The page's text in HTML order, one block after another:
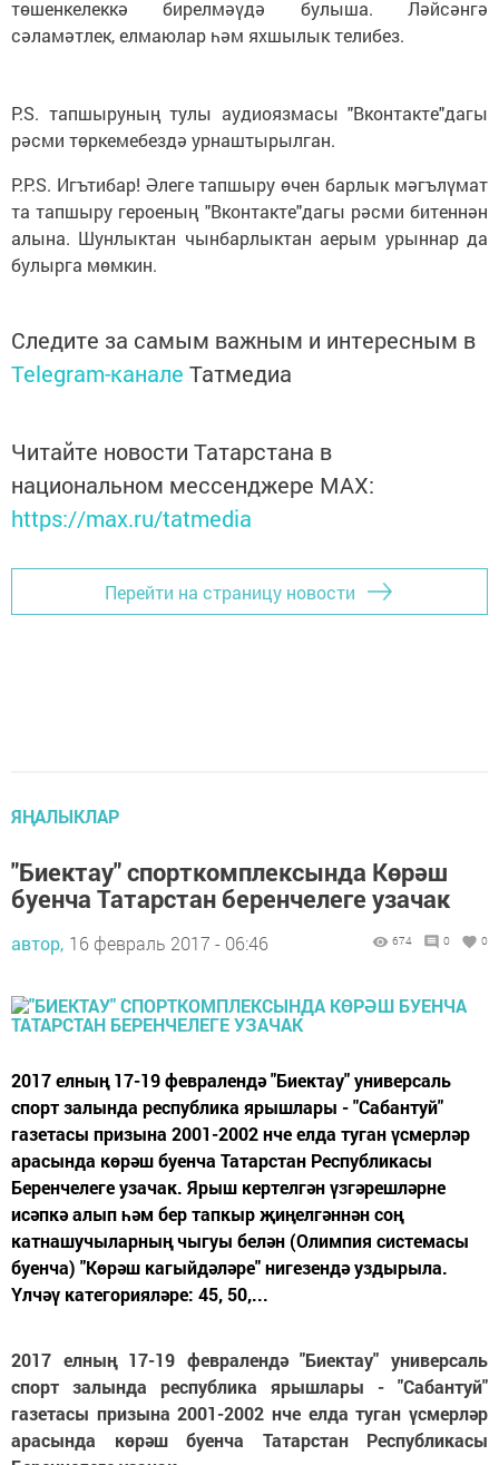
төшенкелеккә бирелмәүдә булыша. Ләйсәнгә
сәламәтлек, елмаюлар һәм яхшылык телибез.
P.S. тапшыруның тулы аудиоязмасы "Вконтакте"дагы
рәсми төркемебездә урнаштырылган.
P.P.S. Игътибар! Әлеге тапшыру өчен барлык мәгълүмат
та тапшыру героеның "Вконтакте"дагы рәсми битеннән
алына. Шунлыктан чынбарлыктан аерым урыннар да
булырга мөмкин.
Следите за самым важным и интересным в
Telegram-канале Татмедиа
Читайте новости Татарстана в
национальном мессенджере MАХ:
https://max.ru/tatmedia
Перейти на страницу новости
ЯҢАЛЫКЛАР
"Биектау" спорткомплексында Көрәш
буенча Татарстан беренчелеге узачак
автор, 16 февраль 2017 - 06:46 674 0 0
2017 елның 17-19 февралендә "Биектау" универсаль
спорт залында республика ярышлары - "Сабантуй"
газетасы призына 2001-2002 нче елда туган үсмерләр
арасында көрәш буенча Татарстан Республикасы
Беренчелеге узачак. Ярыш кертелгән үзгәрешләрне
исәпкә алып һәм бер тапкыр җиңелгәннән соң
катнашучыларның чыгуы белән (Олимпия системасы
буенча) "Көрәш кагыйдәләре" нигезендә уздырыла.
Үлчәү категорияләре: 45, 50,...
2017 елның 17-19 февралендә "Биектау" универсаль
спорт залында республика ярышлары - "Сабантуй"
газетасы призына 2001-2002 нче елда туган үсмерләр
арасында көрәш буенча Татарстан Республикасы